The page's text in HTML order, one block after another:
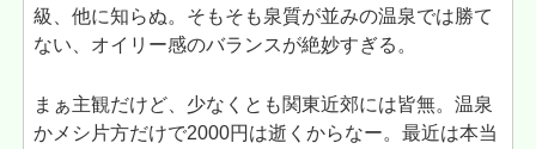
級、他に知らぬ。そもそも泉質が並みの温泉では勝て
ない、オイリー感のバランスが絶妙すぎる。
まぁ主観だけど、少なくとも関東近郊には皆無。温泉
かメシ片方だけで2000円は逝くからなー。最近は本当